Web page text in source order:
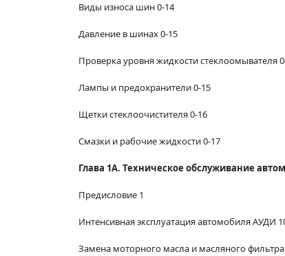
Виды износа шин 0-14
Давление в шинах 0-15
Проверка уровня жидкости стеклоомывателя
Лампы и предохранители 0-15
Щетки стеклоочистителя 0-16
Смазки и рабочие жидкости 0-17
Глава 1А. Техническое обслуживание
Предисловие 1
Интенсивная эксплуатация автомобиля АУДИ
Замена моторного масла и масляного